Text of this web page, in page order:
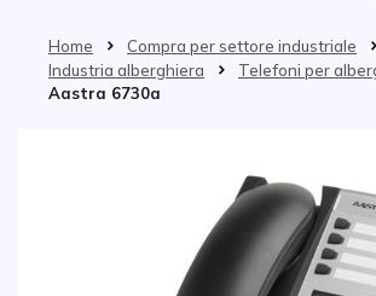
Home
Compra per settore industriale
Industria alberghiera
Telefoni per
Aastra 6730a